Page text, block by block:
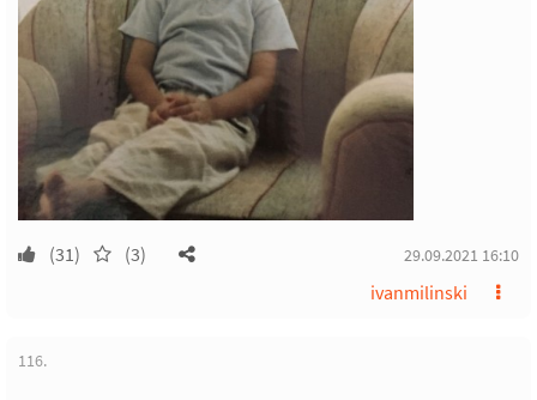
(31) (3) 29.09.2021 16:10
ivanmilinski
116.